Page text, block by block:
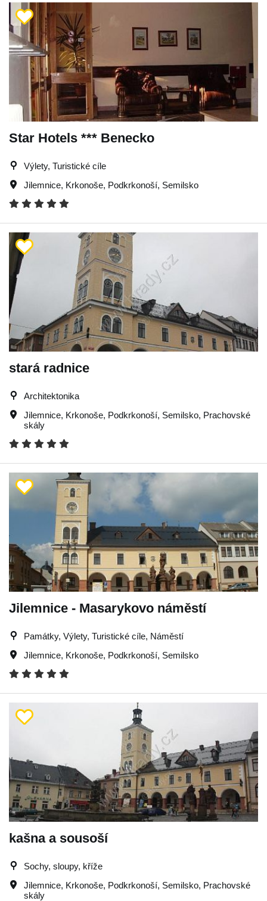
Star Hotels *** Benecko
Výlety, Turistické cíle
Jilemnice, Krkonoše, Podkrkonoší, Semilsko
stará radnice
Architektonika
Jilemnice, Krkonoše, Podkrkonoší, Semilsko, Prachovské
skály
Jilemnice - Masarykovo náměstí
Památky, Výlety, Turistické cíle, Náměstí
Jilemnice, Krkonoše, Podkrkonoší, Semilsko
kašna a sousoší
Sochy, sloupy, kříže
Jilemnice, Krkonoše, Podkrkonoší, Semilsko, Prachovské
skály